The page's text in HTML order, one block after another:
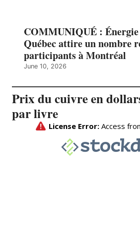
COMMUNIQUÉ :
Québec attire un nombre
participants à Montréal
June 10, 2026
Prix du cuivre en
par livre